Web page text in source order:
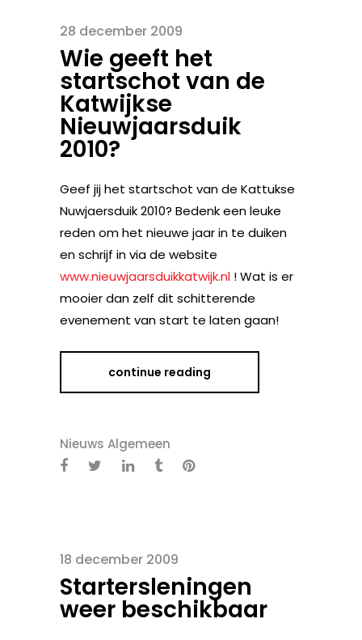
28 december 2009
Wie geeft het
startschot van de
Katwijkse
Nieuwjaarsduik
2010?
Geef jij het startschot van de Kattukse
Nuwjaersduik 2010? Bedenk een leuke
reden om het nieuwe jaar in te duiken
en schrijf in via de website
www.nieuwjaarsduikkatwijk.nl ! Wat is er
mooier dan zelf dit schitterende
evenement van start te laten gaan!
continue reading
Nieuws Algemeen
18 december 2009
Startersleningen
weer beschikbaar